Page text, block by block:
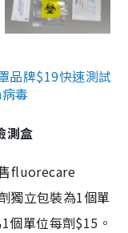
品牌$19快速測試
毒
測盒
fluorecare
獨立包裝為1個單
個單位每劑$15。